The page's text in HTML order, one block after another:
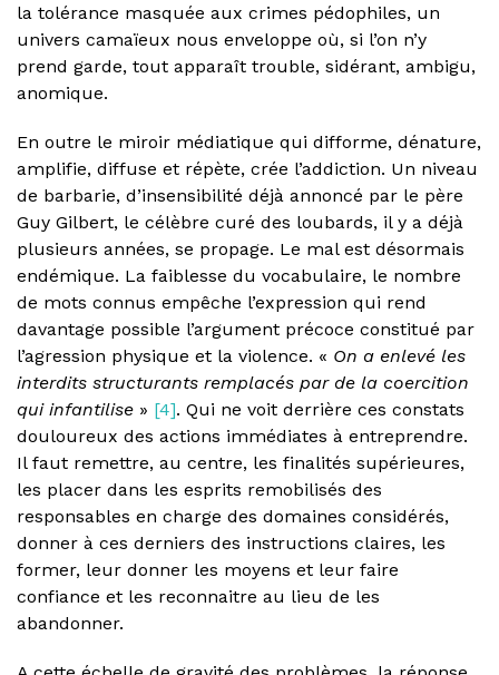
la tolérance masquée aux crimes pédophiles, un
univers camaïeux nous enveloppe où, si l’on n’y
prend garde, tout apparaît trouble, sidérant, ambigu,
anomique.
En outre le miroir médiatique qui difforme, dénature,
amplifie, diffuse et répète, crée l’addiction. Un niveau
de barbarie, d’insensibilité déjà annoncé par le père
Guy Gilbert, le célèbre curé des loubards, il y a déjà
plusieurs années, se propage. Le mal est désormais
endémique. La faiblesse du vocabulaire, le nombre
de mots connus empêche l’expression qui rend
davantage possible l’argument précoce constitué par
l’agression physique et la violence. « On a enlevé les
interdits structurants remplacés par de la coercition
qui infantilise » [4]. Qui ne voit derrière ces constats
douloureux des actions immédiates à entreprendre.
Il faut remettre, au centre, les finalités supérieures,
les placer dans les esprits remobilisés des
responsables en charge des domaines considérés,
donner à ces derniers des instructions claires, les
former, leur donner les moyens et leur faire
confiance et les reconnaitre au lieu de les
abandonner.